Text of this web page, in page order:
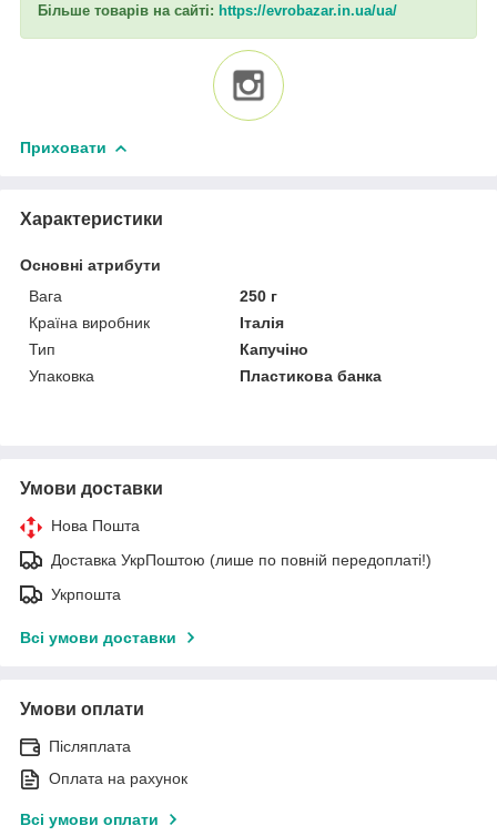
Більше товарів на сайті: https://evrobazar.in.ua/ua/
Приховати
Характеристики
Основні атрибути
Вага
250 г
Країна виробник
Італія
Тип
Капучіно
Упаковка
Пластикова банка
Умови доставки
Нова Пошта
Доставка УкрПоштою (лише по повній передоплаті!)
Укрпошта
Всі умови доставки
Умови оплати
Післяплата
Оплата на рахунок
Всі умови оплати